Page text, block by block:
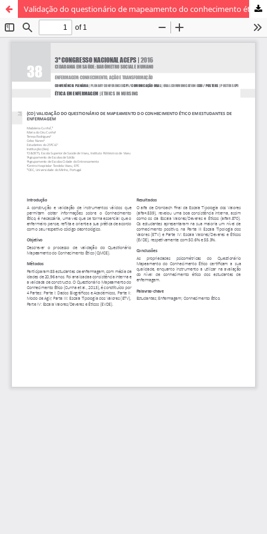
Validação do questionário de mapeamento do conhecimento ético em estudantes de Enfermagem